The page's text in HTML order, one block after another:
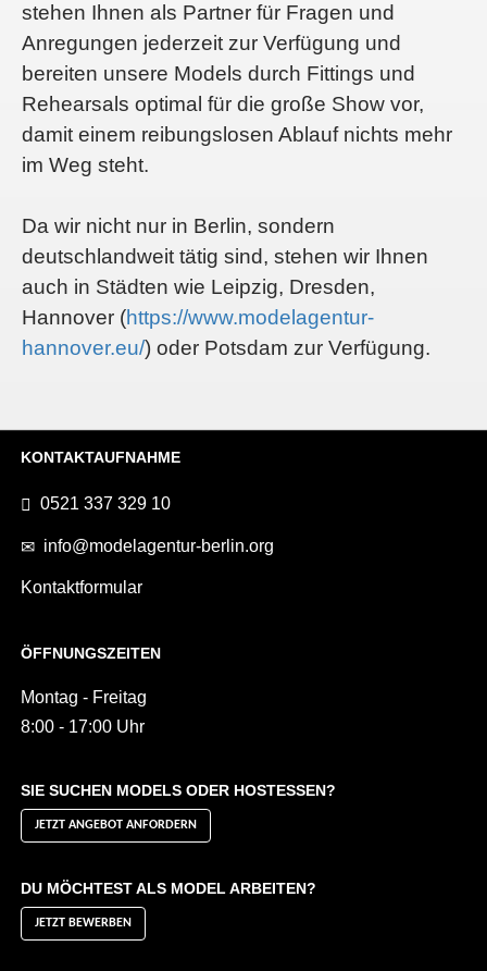
stehen Ihnen als Partner für Fragen und
Anregungen jederzeit zur Verfügung und
bereiten unsere Models durch Fittings und
Rehearsals optimal für die große Show vor,
damit einem reibungslosen Ablauf nichts mehr
im Weg steht.
Da wir nicht nur in Berlin, sondern
deutschlandweit tätig sind, stehen wir Ihnen
auch in Städten wie Leipzig, Dresden,
Hannover (https://www.modelagentur-
hannover.eu/) oder Potsdam zur Verfügung.
KONTAKTAUFNAHME
0521 337 329 10
info@modelagentur-berlin.org
Kontaktformular
ÖFFNUNGSZEITEN
Montag - Freitag
8:00 - 17:00 Uhr
SIE SUCHEN MODELS ODER HOSTESSEN?
JETZT ANGEBOT ANFORDERN
DU MÖCHTEST ALS MODEL ARBEITEN?
JETZT BEWERBEN